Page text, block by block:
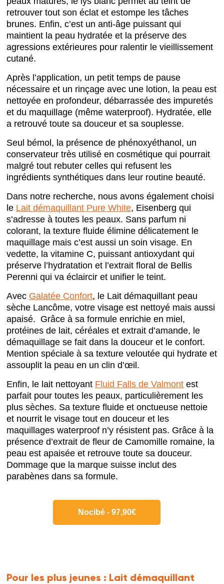
retrouver tout son éclat et estompe les tâches
brunes. Enfin, c’est un anti-âge puissant qui
maintient la peau hydratée et la préserve des
agressions extérieures pour ralentir le vieillissement
cutané.
Après l’application, un petit temps de pause
nécessaire et un rinçage avec une lotion, la peau est
nettoyée en profondeur, débarrassée des impuretés
et du maquillage (même waterproof). Hydratée, elle
a retrouvé toute sa douceur et sa souplesse.
Seul bémol, la présence de phénoxyéthanol, un
conservateur très utilisé en cosmétique qui pourrait
malgré tout rebuter celles qui refusent les
ingrédients synthétiques dans leur routine beauté.
Dans notre recherche, nous avons également choisi
le Lait démaquillant Pure White, Eisenberg qui
s’adresse à toutes les peaux. Sans parfum ni
colorant, la texture fluide élimine délicatement le
maquillage mais c’est aussi un soin visage. En
vedette, la vitamine C, puissant antioxydant qui
préserve l’hydratation et l’extrait floral de Bellis
Perenni qui va éclaircir et unifier le teint.
Avec Galatée Confort, le Lait démaquillant peau
sèche Lancôme, votre visage est nettoyé mais aussi
apaisé. Grâce à sa formule enrichie en miel,
protéines de lait, céréales et extrait d’amande, le
démaquillage se fait dans la douceur et le confort.
Mention spéciale à sa texture veloutée qui hydrate et
assouplit la peau en un clin d’œil.
Enfin, le lait nettoyant Fluid Falls de Valmont est
parfait pour toutes les peaux, particulièrement les
plus sèches. Sa texture fluide et onctueuse nettoie
et nourrit le visage tout en douceur et les
maquillages waterproof n’y résistent pas. Grâce à la
présence d’extrait de fleur de Camomille romaine, la
peau est apaisée et retrouve toute sa douceur.
Dommage que la marque suisse inclut des
parabènes dans sa formule.
Nocibé - 97,90€
Pour les plus jeunes : Lait démaquillant